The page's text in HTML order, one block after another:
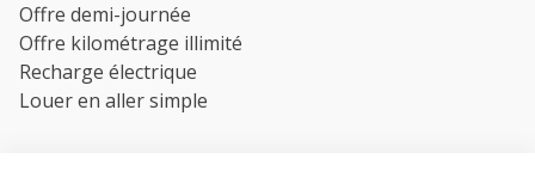
Offre demi-journée
Offre kilométrage illimité
Recharge électrique
Louer en aller simple